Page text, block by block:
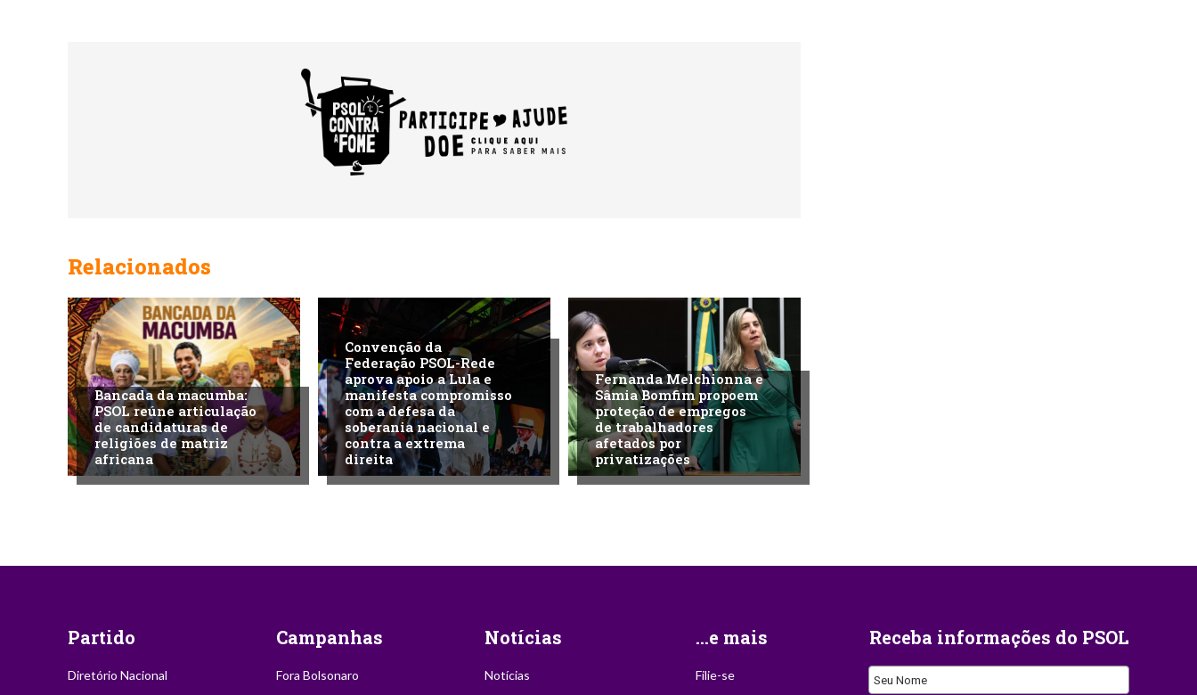
Relacionados
Bancada da macumba:
PSOL reúne articulação
de candidaturas de
religiões de matriz
africana
Convenção da
Federação PSOL-Rede
aprova apoio a Lula e
manifesta compromisso
com a defesa da
soberania nacional e
contra a extrema
direita
Fernanda Melchionna e
Sâmia Bomfim propoem
proteção de empregos
de trabalhadores
afetados por
privatizações
Partido
Diretório Nacional
Campanhas
Fora Bolsonaro
Notícias
Notícias
...e mais
Filie-se
Receba informações do PSOL
Seu Nome